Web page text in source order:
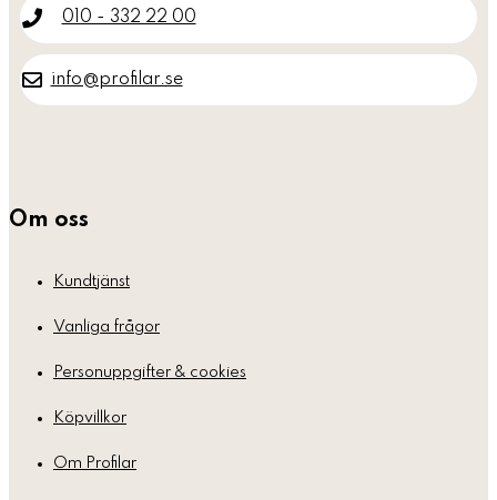
010 - 332 22 00
info@profilar.se
Om oss
Kundtjänst
Vanliga frågor
Personuppgifter & cookies
Köpvillkor
Om Profilar